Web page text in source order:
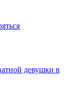
девушки в